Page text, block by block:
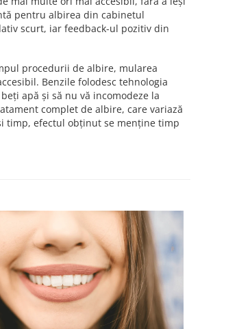
pentru albirea din cabinetul
scurt, iar feedback-ul pozitiv din
procedurii de albire, mularea
Benzile folodesc tehnologia
apă și să nu vă incomodeze la
complet de albire, care variază
timp, efectul obținut se menține timp